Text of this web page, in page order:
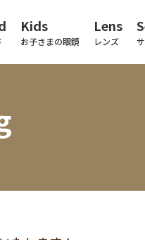
Kids
お子さまの眼鏡
Lens
レンズ